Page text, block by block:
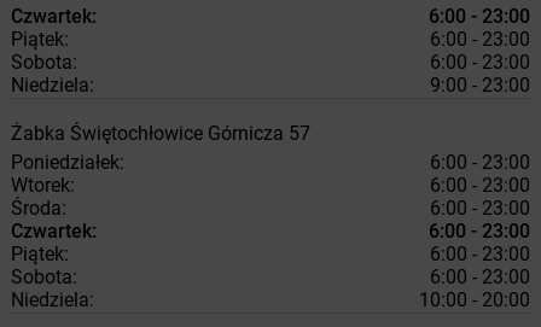
Czwartek:
6:00 - 23:00
Piątek:
6:00 - 23:00
Sobota:
6:00 - 23:00
Niedziela:
9:00 - 23:00
Żabka Świętochłowice Górnicza 57
Poniedziałek:
6:00 - 23:00
Wtorek:
6:00 - 23:00
Środa:
6:00 - 23:00
Czwartek:
6:00 - 23:00
Piątek:
6:00 - 23:00
Sobota:
6:00 - 23:00
Niedziela:
10:00 - 20:00